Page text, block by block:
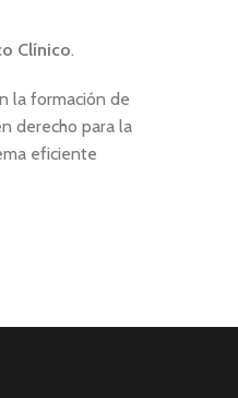
Clínico.
la formación de
derecho para la
eficiente